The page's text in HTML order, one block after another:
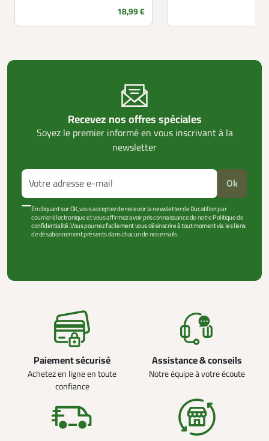
Prix
18,99 €
Recevez nos offres spéciales
Soyez le premier informé en vous inscrivant à la
newsletter
Ok
En cliquant sur OK, vous acceptez de recevoir la newsletter de Ducatillon par
courrier électronique et vous affirmez avoir pris connaissance de notre Politique de
confidentialité. Vous pourrez facilement vous désinscrire à tout moment via les liens
de désabonnement présents dans chacun de nos emails.
Paiement sécurisé
Achetez en ligne en toute
confiance
Assistance & conseils
Notre équipe à votre écoute